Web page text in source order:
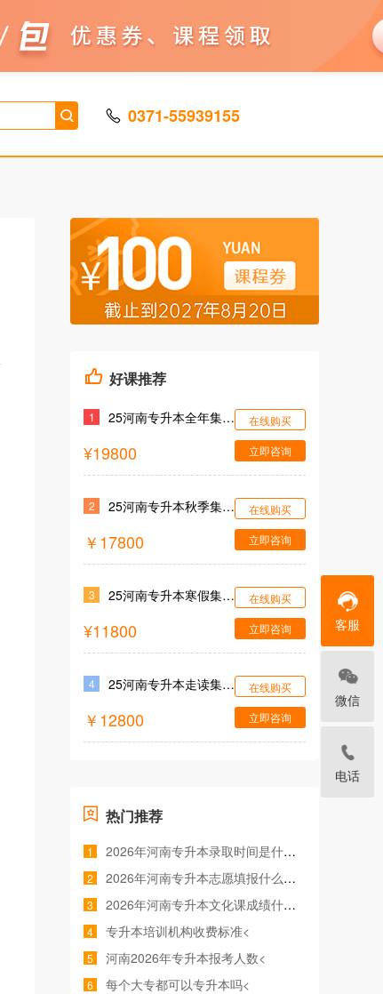
0371-55939155
好课推荐
1 25河南专升本全年集训营
¥19800
在线购买
立即咨询
2 25河南专升本秋季集训营
￥17800
在线购买
立即咨询
3 25河南专升本寒假集训营
¥11800
在线购买
立即咨询
4 25河南专升本走读集训营
￥12800
在线购买
立即咨询
热门推荐
1 2026年河南专升本录取时间是什么时候<
2 2026年河南专升本志愿填报什么时间<
3 2026年河南专升本文化课成绩什么时候公布<
4 专升本培训机构收费标准<
5 河南2026年专升本报考人数<
6 每个大专都可以专升本吗<
客服
微信
电话